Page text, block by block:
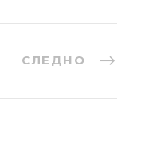
СЛЕДНО